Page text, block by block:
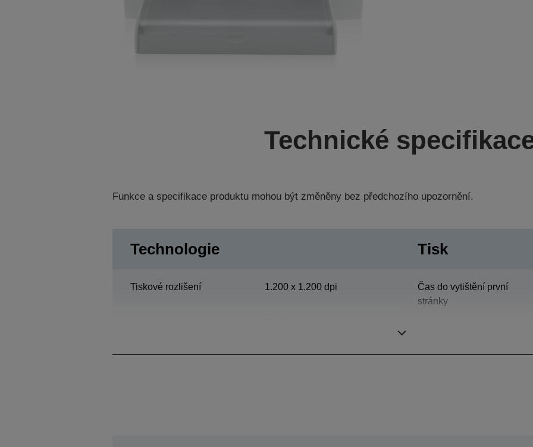
Technické
Funkce a specifikace produktu mohou být změněny bez předchozího upozornění.
Technologie
Tiskové rozlišení 1.200 x 1.200 dpi
Tisk
Čas do vytištění první
stránky